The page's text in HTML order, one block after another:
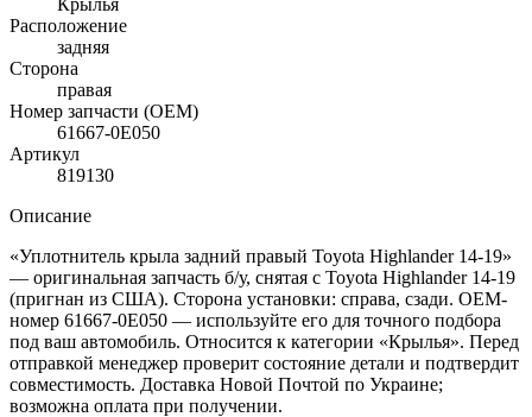
Расположение
задняя
Сторона
правая
Номер запчасти (OEM)
61667-0E050
Артикул
819130
Описание
«Уплотнитель крыла задний правый Toyota Highlander 14-19»
— оригинальная запчасть б/у, снятая с Toyota Highlander 14-19
(пригнан из США). Сторона установки: справа, сзади. OEM-
номер 61667-0E050 — используйте его для точного подбора
под ваш автомобиль. Относится к категории «Крылья». Перед
отправкой менеджер проверит состояние детали и подтвердит
совместимость. Доставка Новой Почтой по Украине;
возможна оплата при получении.